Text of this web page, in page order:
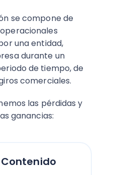
se compone de
una entidad,
durante un
de tiempo, de
comerciales.
las pérdidas y
ganancias: